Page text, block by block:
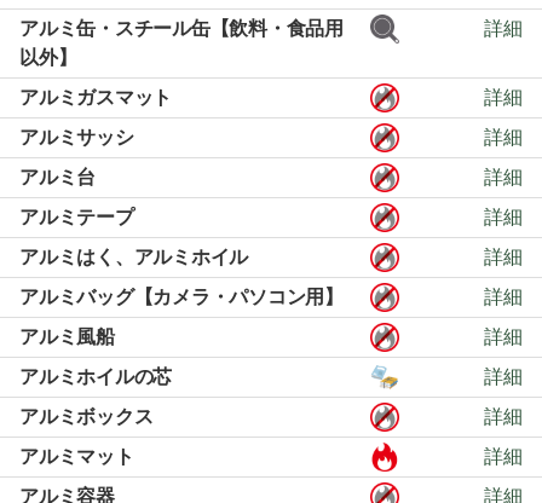
アルミ缶・スチール缶【飲料・食品用
以外】
詳細
アルミガスマット
詳細
アルミサッシ
詳細
アルミ台
詳細
アルミテープ
詳細
アルミはく、アルミホイル
詳細
アルミバッグ【カメラ・パソコン用】
詳細
アルミ風船
詳細
アルミホイルの芯
詳細
アルミボックス
詳細
アルミマット
詳細
アルミ容器
詳細